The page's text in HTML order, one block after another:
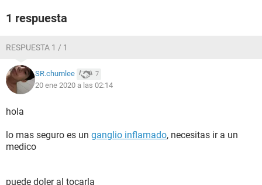
1 respuesta
RESPUESTA 1 / 1
SR.chumlee 7
20 ene 2020 a las 02:14
hola
lo mas seguro es un ganglio inflamado, necesitas ir a un
medico
puede doler al tocarla